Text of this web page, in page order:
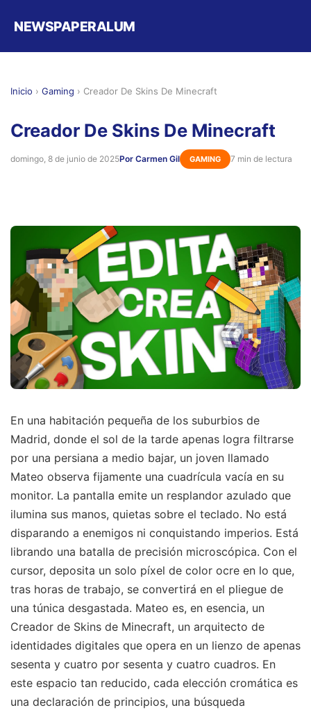
NEWSPAPERALUM
Inicio › Gaming › Creador De Skins De Minecraft
Creador De Skins De Minecraft
domingo, 8 de junio de 2025Por Carmen Gil GAMING 7 min de lectura
En una habitación pequeña de los suburbios de
Madrid, donde el sol de la tarde apenas logra filtrarse
por una persiana a medio bajar, un joven llamado
Mateo observa fijamente una cuadrícula vacía en su
monitor. La pantalla emite un resplandor azulado que
ilumina sus manos, quietas sobre el teclado. No está
disparando a enemigos ni conquistando imperios. Está
librando una batalla de precisión microscópica. Con el
cursor, deposita un solo píxel de color ocre en lo que,
tras horas de trabajo, se convertirá en el pliegue de
una túnica desgastada. Mateo es, en esencia, un
Creador de Skins de Minecraft, un arquitecto de
identidades digitales que opera en un lienzo de apenas
sesenta y cuatro por sesenta y cuatro cuadros. En
este espacio tan reducido, cada elección cromática es
una declaración de principios, una búsqueda